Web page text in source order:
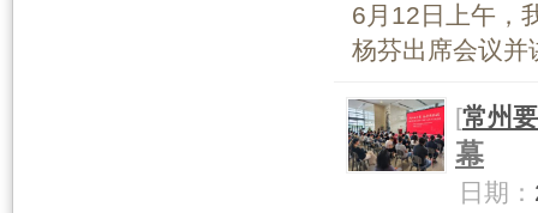
6月12日上午，
杨芬出席会议并
[常州
幕
日期：